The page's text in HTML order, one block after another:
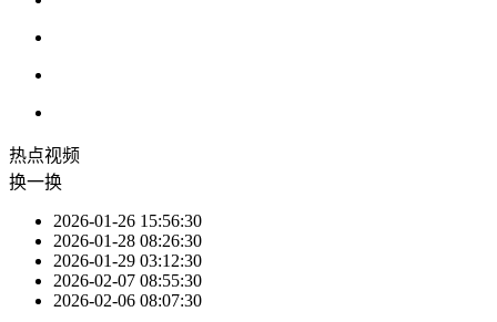
热点视频
换一换
2026-01-26 15:56:30
2026-01-28 08:26:30
2026-01-29 03:12:30
2026-02-07 08:55:30
2026-02-06 08:07:30